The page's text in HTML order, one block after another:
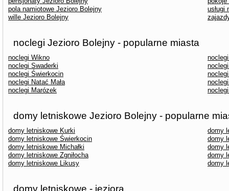
pola namiotowe Jezioro Bolejny
usługi
wille Jezioro Bolejny
noclegi Jezioro Bolejny - popularne miasta
noclegi Wikno
noclegi Swaderki
noclegi Świerkocin
noclegi Natać Mała
noclegi Marózek
domy letniskowe Jezioro Bolejny - popularne
domy letniskowe Kurki
domy
domy letniskowe Świerkocin
domy
domy letniskowe Michałki
domy
domy letniskowe Zgniłocha
domy
domy letniskowe Likusy
domy
domy letniskowe - jeziora